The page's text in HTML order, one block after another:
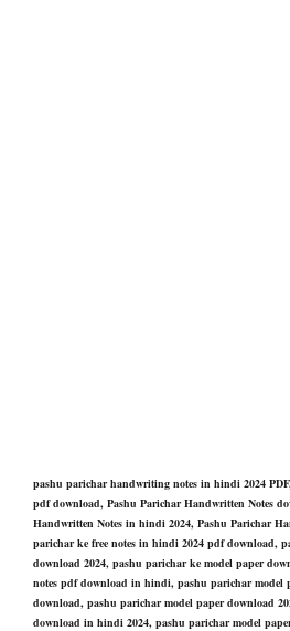
pashu parichar handwriting notes in hindi 2024
pdf download, Pashu Parichar Handwritten Notes
Handwritten Notes in hindi 2024, Pashu Parichar
parichar ke free notes in hindi 2024 pdf download,
download 2024, pashu parichar ke model paper
notes pdf download in hindi, pashu parichar model
download, pashu parichar model paper download
download in hindi 2024, pashu parichar model